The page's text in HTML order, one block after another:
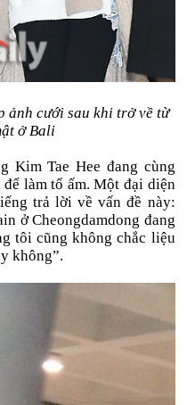
ảnh cưới sau khi trở về từ
ở Bali
Kim Tae Hee đang cùng
làm tổ ấm. Một đại diện
trả lời về vấn đề này:
ở Cheongdamdong đang
tôi cũng không chắc liệu
không”.